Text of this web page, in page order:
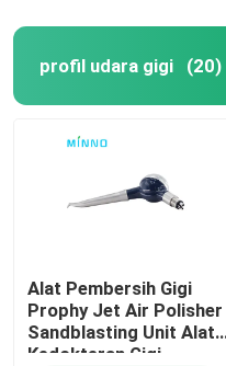
profil udara gigi (20)
Alat Pembersih Gigi
Prophy Jet Air Polisher
Sandblasting Unit Alat
Kedokteran Gigi